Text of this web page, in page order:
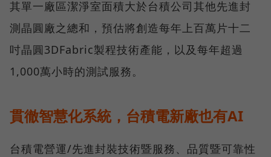
其單一廠區潔淨室面積大於台積公司其他先進封
測晶圓廠之總和，預估將創造每年上百萬片十二
吋晶圓3DFabric製程技術產能，以及每年超過
1,000萬小時的測試服務。
貫徹智慧化系統，台積電新廠也有AI
台積電營運/先進封裝技術暨服務、品質暨可靠性